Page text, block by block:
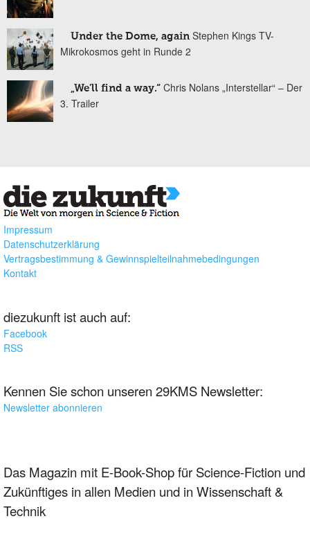
Under the Dome, again Stephen Kings TV-
Mikrokosmos geht in Runde 2
„We'll find a way.“ Chris Nolans „Interstellar“ – Der
3. Trailer
Impressum
Datenschutzerklärung
Vertragsbestimmung & Gewinnspielteilnahmebedingungen
Kontakt
diezukunft ist auch auf:
Facebook
RSS
Kennen Sie schon unseren 29KMS Newsletter:
Newsletter abonnieren
Das Magazin mit E-Book-Shop für Science-Fiction und
Zukünftiges in allen Medien und in Wissenschaft &
Technik